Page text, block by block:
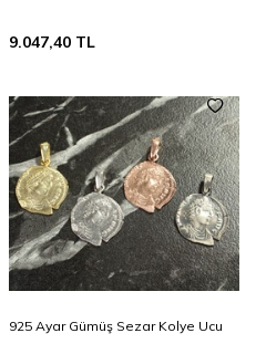
9.047,40 TL
925 Ayar Gümüş Sezar Kolye Ucu